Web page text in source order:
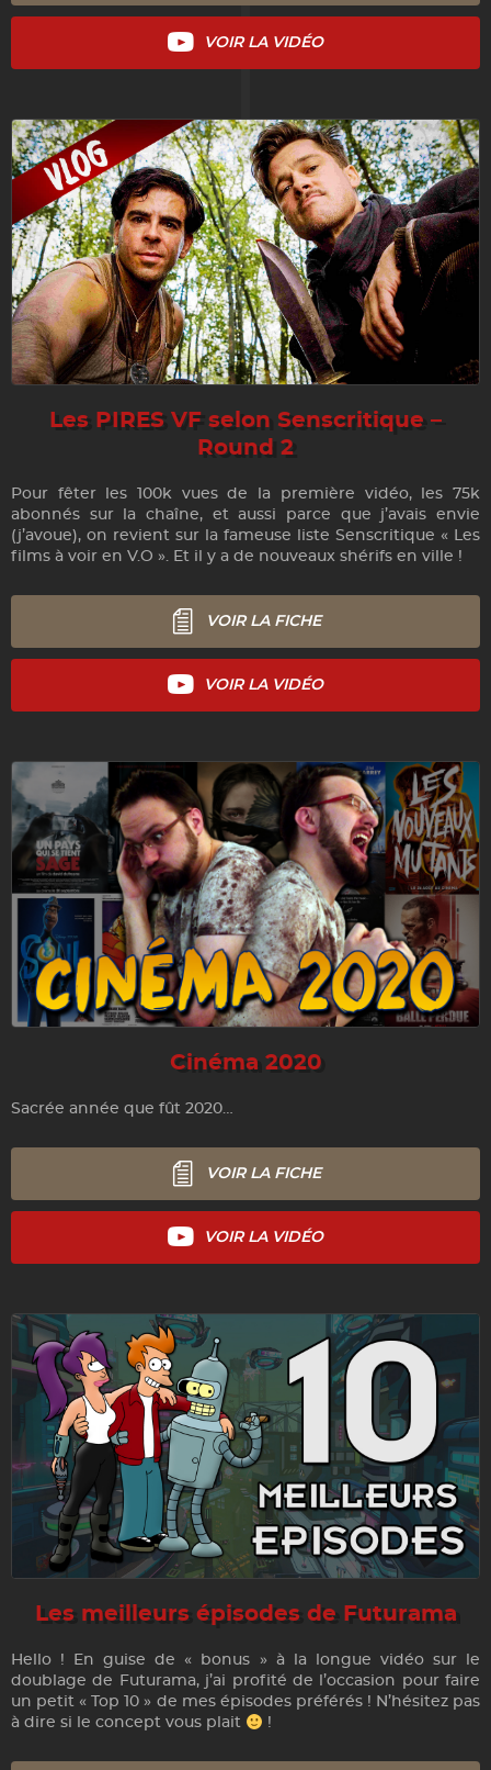
VOIR LA VIDÉO
Les PIRES VF selon Senscritique –
Round 2
Pour fêter les 100k vues de la première vidéo, les 75k
abonnés sur la chaîne, et aussi parce que j’avais envie
(j’avoue), on revient sur la fameuse liste Senscritique « Les
films à voir en V.O ». Et il y a de nouveaux shérifs en ville !
VOIR LA FICHE
VOIR LA VIDÉO
Cinéma 2020
Sacrée année que fût 2020…
VOIR LA FICHE
VOIR LA VIDÉO
Les meilleurs épisodes de Futurama
Hello ! En guise de « bonus » à la longue vidéo sur le
doublage de Futurama, j’ai profité de l’occasion pour faire
un petit « Top 10 » de mes épisodes préférés ! N’hésitez pas
à dire si le concept vous plait
!